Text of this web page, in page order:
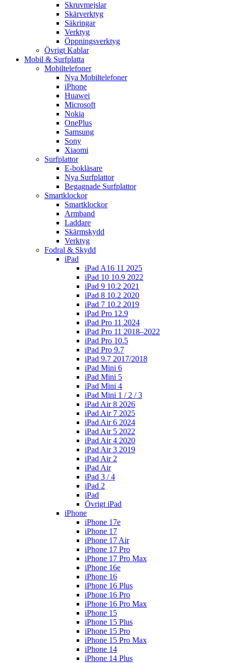
Skruvmejslar
Skärverktyg
Säkringar
Verktyg
Öppningsverktyg
Övrigt Kablar
Mobil & Surfplatta
Mobiltelefoner
Nya Mobiltelefoner
iPhone
Huawei
Microsoft
Nokia
OnePlus
Samsung
Sony
Xiaomi
Surfplattor
E-bokläsare
Nya Surfplattor
Begagnade Surfplattor
Smartklockor
Smartklockor
Armband
Laddare
Skärmskydd
Verktyg
Fodral & Skydd
iPad
iPad A16 11 2025
iPad 10 10.9 2022
iPad 9 10.2 2021
iPad 8 10.2 2020
iPad 7 10.2 2019
iPad Pro 12.9
iPad Pro 11 2024
iPad Pro 11 2018–2022
iPad Pro 10.5
iPad Pro 9.7
iPad 9.7 2017/2018
iPad Mini 6
iPad Mini 5
iPad Mini 4
iPad Mini 1 / 2 / 3
iPad Air 8 2026
iPad Air 7 2025
iPad Air 6 2024
iPad Air 5 2022
iPad Air 4 2020
iPad Air 3 2019
iPad Air 2
iPad Air
iPad 3 / 4
iPad 2
iPad
Övrigt iPad
iPhone
iPhone 17e
iPhone 17
iPhone 17 Air
iPhone 17 Pro
iPhone 17 Pro Max
iPhone 16e
iPhone 16
iPhone 16 Plus
iPhone 16 Pro
iPhone 16 Pro Max
iPhone 15
iPhone 15 Plus
iPhone 15 Pro
iPhone 15 Pro Max
iPhone 14
iPhone 14 Plus